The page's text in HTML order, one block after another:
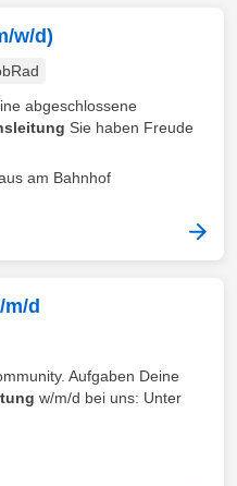
w/d)
abgeschlossene
Sie haben Freude
am Bahnhof
d
Aufgaben Deine
w/m/d bei uns: Unter